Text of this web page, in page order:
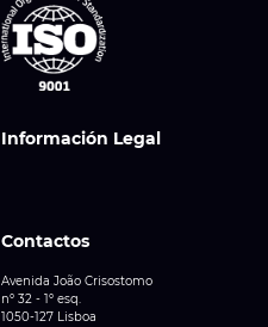
Información Legal
Contactos
Avenida João Crisostomo
nº 32 - 1º esq.
1050-127 Lisboa